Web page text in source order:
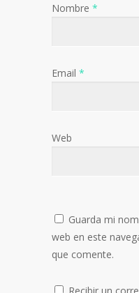
Nombre *
Email *
Web
Guarda mi
web en este
que comente.
Recibir un